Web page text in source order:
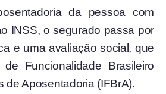
da pessoa com
INSS, o segurado passa por
e uma avaliação social, que
Funcionalidade Brasileiro
de Aposentadoria (IFBrA).